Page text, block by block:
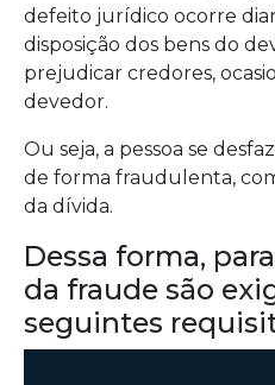
defeito jurídico ocorre
disposição dos bens do
prejudicar credores,
devedor.
Ou seja, a pessoa se
de forma fraudulenta,
da dívida.
Dessa forma,
da fraude são
seguintes